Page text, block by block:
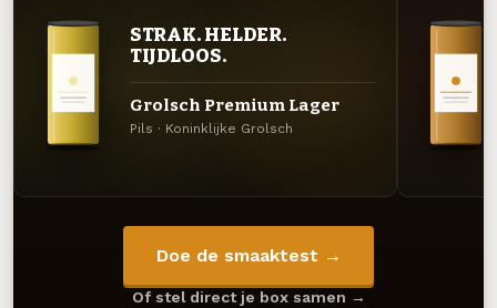
STRAK. HELDER.
TIJDLOOS.
Grolsch Premium Lager
Pils · Koninklijke Grolsch
Doe de smaaktest →
Of stel direct je box samen →